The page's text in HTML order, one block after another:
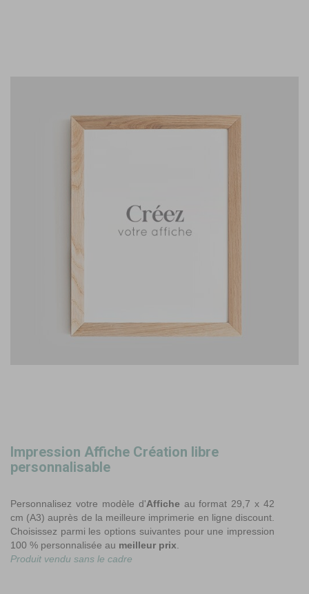
Impression Affiche Création libre
personnalisable
Personnalisez votre modèle d'Affiche au format 29,7 x 42
cm (A3) auprès de la meilleure imprimerie en ligne discount.
Choisissez parmi les options suivantes pour une impression
100 % personnalisée au meilleur prix
Produit vendu sans le cadre